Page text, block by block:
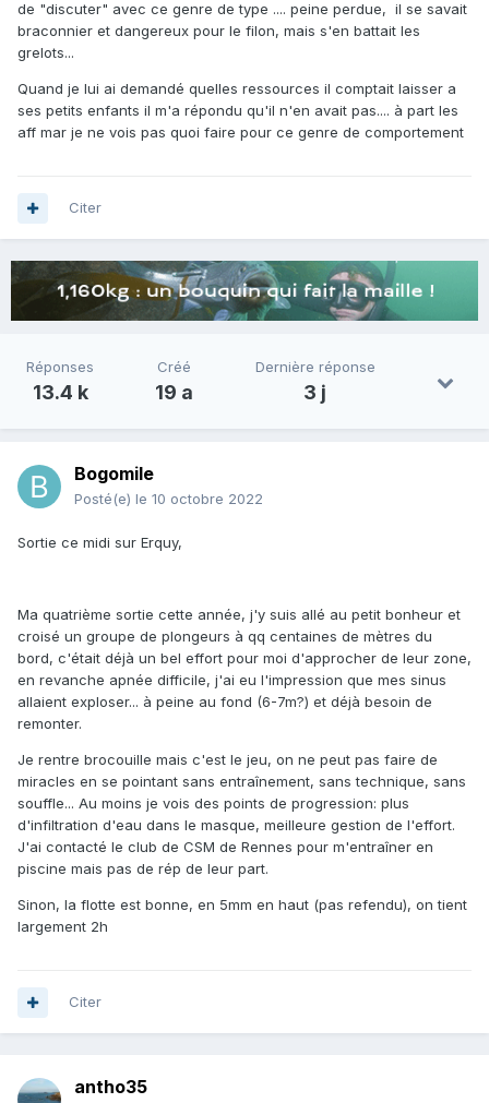
de "discuter" avec ce genre de type .... peine perdue, il se savait
braconnier et dangereux pour le filon, mais s'en battait les
grelots...
Quand je lui ai demandé quelles ressources il comptait laisser a
ses petits enfants il m'a répondu qu'il n'en avait pas.... à part les
aff mar je ne vois pas quoi faire pour ce genre de comportement
Citer
Réponses
13.4 k
Créé
19 a
Dernière réponse
3 j
Bogomile
Posté(e) le 10 octobre 2022
Sortie ce midi sur Erquy,
Ma quatrième sortie cette année, j'y suis allé au petit bonheur et
croisé un groupe de plongeurs à qq centaines de mètres du
bord, c'était déjà un bel effort pour moi d'approcher de leur zone,
en revanche apnée difficile, j'ai eu l'impression que mes sinus
allaient exploser... à peine au fond (6-7m?) et déjà besoin de
remonter.
Je rentre brocouille mais c'est le jeu, on ne peut pas faire de
miracles en se pointant sans entraînement, sans technique, sans
souffle... Au moins je vois des points de progression: plus
d'infiltration d'eau dans le masque, meilleure gestion de l'effort.
J'ai contacté le club de CSM de Rennes pour m'entraîner en
piscine mais pas de rép de leur part.
Sinon, la flotte est bonne, en 5mm en haut (pas refendu), on tient
largement 2h
Citer
antho35